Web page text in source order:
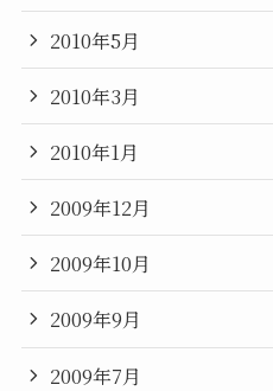
2010年5月
2010年3月
2010年1月
2009年12月
2009年10月
2009年9月
2009年7月